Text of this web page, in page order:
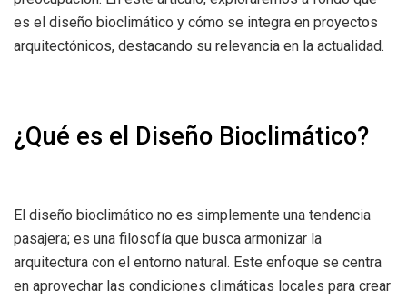
es el diseño bioclimático y cómo se integra en proyectos
arquitectónicos, destacando su relevancia en la actualidad.
¿Qué es el Diseño Bioclimático?
El diseño bioclimático no es simplemente una tendencia
pasajera; es una filosofía que busca armonizar la
arquitectura con el entorno natural. Este enfoque se centra
en aprovechar las condiciones climáticas locales para crear